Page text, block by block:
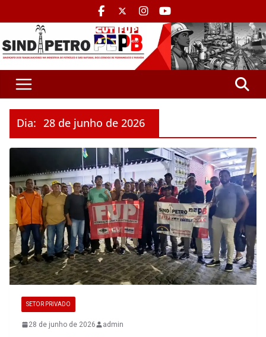
Dia: 28 de junho de 2026
SETOR PRIVADO
28 de junho de 2026 admin